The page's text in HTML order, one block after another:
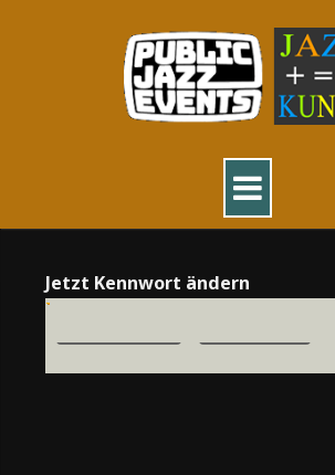
Jetzt Kennwort ändern